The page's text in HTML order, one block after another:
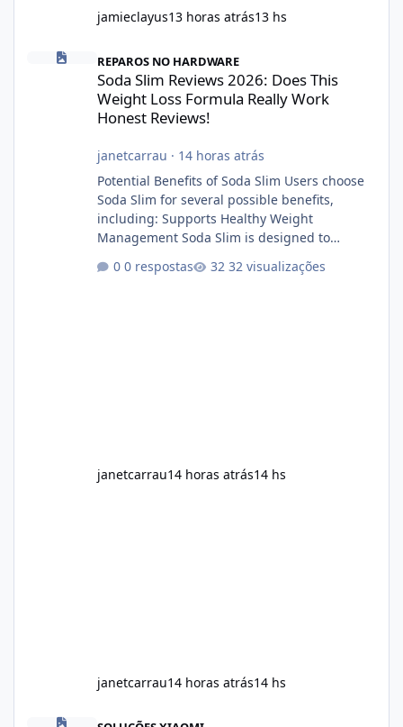
jamieclayus13 horas atrás13 hs
Soda Slim Reviews 2026: Does This Weight Loss Formula Really
REPAROS NO HARDWARE
Soda Slim Reviews 2026: Does This
Weight Loss Formula Really Work
Honest Reviews!
janetcarrau · 14 horas atrás
Potential Benefits of Soda Slim Users choose
Soda Slim for several possible benefits,
including: Supports Healthy Weight
Management Soda Slim is designed to
exercise rather than replace them.
0 respostas 32 visualizações
janetcarrau14 horas atrás14 hs
janetcarrau14 horas atrás14 hs